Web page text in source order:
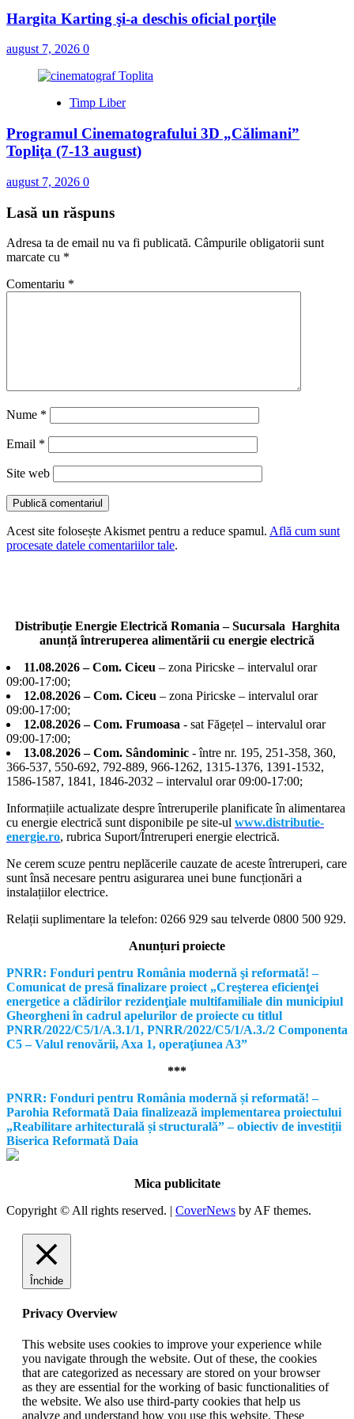
Hargita Karting şi-a deschis oficial porţile
august 7, 2026 0
Timp Liber
Programul Cinematografului 3D „Călimani”
Topliţa (7-13 august)
august 7, 2026 0
Lasă un răspuns
Adresa ta de email nu va fi publicată. Câmpurile obligatorii sunt
marcate cu *
Comentariu *
Nume *
Email *
Site web
Acest site folosește Akismet pentru a reduce spamul. Află cum sunt
procesate datele comentariilor tale.
Distribuție Energie Electrică Romania – Sucursala Harghita
anunță întreruperea alimentării cu energie electrică
11.08.2026 – Com. Ciceu – zona Piricske – intervalul orar
09:00-17:00;
12.08.2026 – Com. Ciceu – zona Piricske – intervalul orar
09:00-17:00;
12.08.2026 – Com. Frumoasa - sat Făgețel – intervalul orar
09:00-17:00;
13.08.2026 – Com. Sândominic - între nr. 195, 251-358, 360,
366-537, 550-692, 792-889, 966-1262, 1315-1376, 1391-1532,
1586-1587, 1841, 1846-2032 – intervalul orar 09:00-17:00;
Informațiile actualizate despre întreruperile planificate în alimentarea
cu energie electrică sunt disponibile pe site-ul www.distributie-
energie.ro, rubrica Suport/Întreruperi energie electrică.
Ne cerem scuze pentru neplăcerile cauzate de aceste întreruperi, care
sunt însă necesare pentru asigurarea unei bune funcționări a
instalațiilor electrice.
Relații suplimentare la telefon: 0266 929 sau telverde 0800 500 929.
Anunțuri proiecte
PNRR: Fonduri pentru România modernă şi reformată! –
Comunicat de presă finalizare proiect „Creşterea eficienţei
energetice a clădirilor rezidenţiale multifamiliale din municipiul
Gheorgheni în cadrul apelurilor de proiecte cu titlul
PNRR/2022/C5/1/A.3.1/1, PNRR/2022/C5/1/A.3./2 Componenta
C5 – Valul renovării, Axa 1, operaţiunea A3”
***
PNRR: Fonduri pentru România modernă și reformată! –
Parohia Reformată Daia finalizează implementarea proiectului
„Reabilitare arhitecturală și structurală” – obiectiv de investiții
Biserica Reformată Daia
Mica publicitate
Copyright © All rights reserved. | CoverNews by AF themes.
Închide
Privacy Overview
This website uses cookies to improve your experience while
you navigate through the website. Out of these, the cookies
that are categorized as necessary are stored on your browser
as they are essential for the working of basic functionalities of
the website. We also use third-party cookies that help us
analyze and understand how you use this website. These